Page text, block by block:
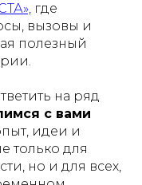
где
вызовы и
полезный
на ряд
с вами
идеи и
только для
но и для всех,